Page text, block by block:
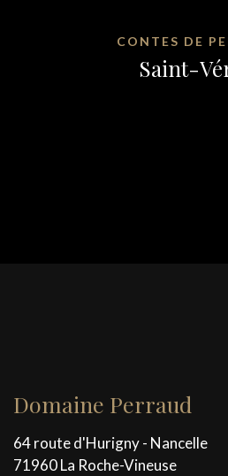
CONTES DE
Saint-
Domaine Perraud
64 route d'Hurigny - Nancelle
71960 La Roche-Vineuse